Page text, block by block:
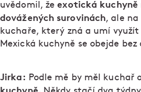
uvědomil, žeexotická kuchyně
dovážených surovinách, ale na
kuchaře, který zná a umí
Mexická kuchyně se obejde bez
Jirka: Podle mě by měl kuchař